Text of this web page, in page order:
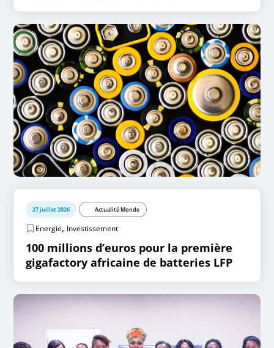
27 juillet 2026 Actualité Monde
Energie, Investissement
100 millions d’euros pour la première
gigafactory africaine de batteries LFP